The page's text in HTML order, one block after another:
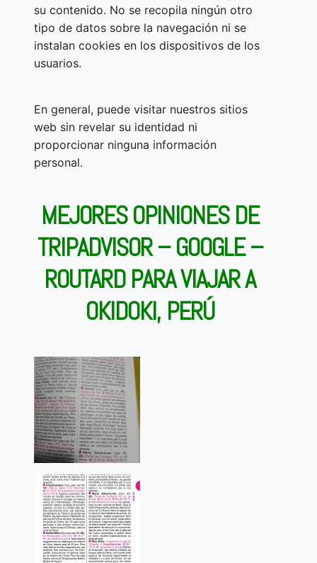
su contenido. No se recopila ningún otro
tipo de datos sobre la navegación ni se
instalan cookies en los dispositivos de los
usuarios.
En general, puede visitar nuestros sitios
web sin revelar su identidad ni
proporcionar ninguna información
personal.
MEJORES OPINIONES DE
TRIPADVISOR – GOOGLE –
ROUTARD PARA VIAJAR A
OKIDOKI, PERÚ